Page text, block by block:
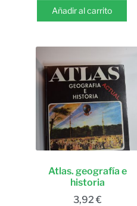
Añadir al carrito
Atlas. geografía e
historia
3,92 €